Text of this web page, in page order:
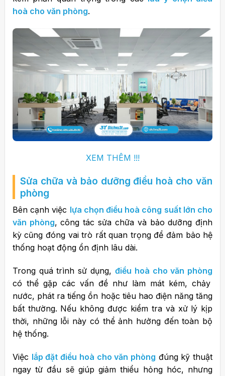
hoà cho văn phòng.
XEM THÊM !!!
Sửa chữa và bảo dưỡng điều hoà cho văn
phòng
Bên cạnh việc lựa chọn điều hoà công suất lớn cho
văn phòng, công tác sửa chữa và bảo dưỡng định
kỳ cũng đóng vai trò rất quan trọng để đảm bảo hệ
thống hoạt động ổn định lâu dài.
Trong quá trình sử dụng, điều hoà cho văn phòng
có thể gặp các vấn đề như làm mát kém, chảy
nước, phát ra tiếng ồn hoặc tiêu hao điện năng tăng
bất thường. Nếu không được kiểm tra và xử lý kịp
thời, những lỗi này có thể ảnh hưởng đến toàn bộ
hệ thống.
Việc lắp đặt điều hoà cho văn phòng đúng kỹ thuật
ngay từ đầu sẽ giúp giảm thiểu hỏng hóc, nhưng